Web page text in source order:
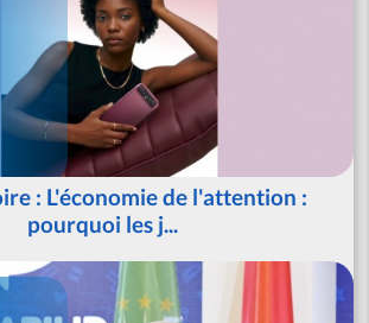
: L'économie de l'attention :
pourquoi les j...